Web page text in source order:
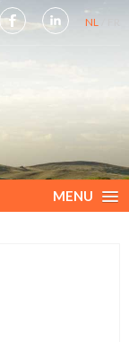
NL
MENU